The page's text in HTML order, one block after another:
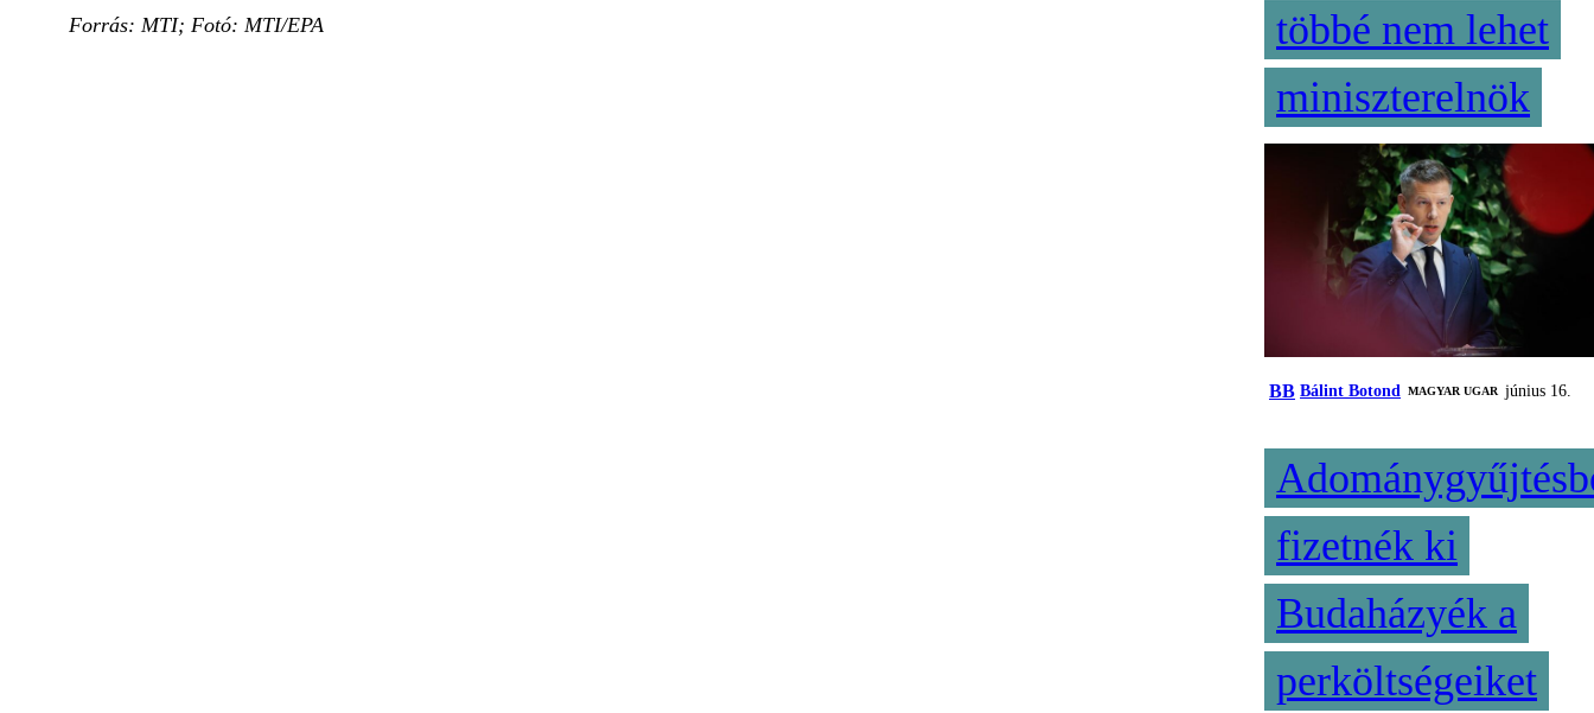
Forrás: MTI; Fotó: MTI/EPA
többé nem lehet
miniszterelnök
BB Bálint Botond MAGYAR UGAR június 16.
fizetnék ki
Budaházyék a
perköltségeiket